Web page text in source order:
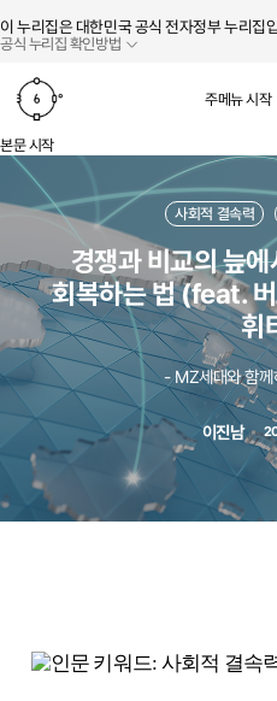
이 누리집은 대한민국 공식 전자정부 누리집
공식 누리집 확인방법
주메뉴 시작
본문 시작
사회적 결속력
경쟁과 비교의 늪
회복하는 법 (feat.
휘
- MZ세대와 함
이진남